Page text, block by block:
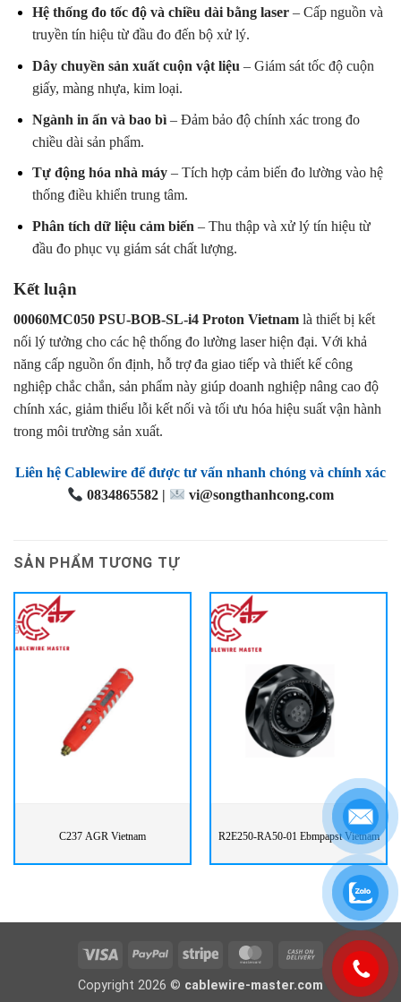
Hệ thống đo tốc độ và chiều dài bằng laser– Cấp nguồn và
truyền tín hiệu từ đầu đo đến bộ xử lý.
Dây chuyền sản xuất cuộn vật liệu – Giám sát tốc độ cuộn
giấy, màng nhựa, kim loại.
Ngành in ấn và bao bì– Đảm bảo độ chính xác trong đo
chiều dài sản phẩm.
Tự động hóa nhà máy– Tích hợp cảm biến đo lường vào hệ
thống điều khiển trung tâm.
Phân tích dữ liệu cảm biến – Thu thập và xử lý tín hiệu từ
đầu đo phục vụ giám sát chất lượng.
Kết luận
00060MC050 PSU-BOB-SL-i4 Proton Vietnam là thiết bị kết
nối lý tưởng cho các hệ thống đo lường laser hiện đại. Với khả
năng cấp nguồn ổn định, hỗ trợ đa giao tiếp và thiết kế công
nghiệp chắc chắn, sản phẩm này giúp doanh nghiệp nâng cao độ
chính xác, giảm thiểu lỗi kết nối và tối ưu hóa hiệu suất vận hành
trong môi trường sản xuất.
Liên hệ Cablewire để được tư vấn nhanh chóng và chính xác
0834865582 |
vi@songthanhcong.com
SẢN PHẨM TƯƠNG TỰ
C237 AGR Vietnam R2E250-RA50-01 Ebmpapst Vietnam
Visa PayPal Stripe MasterCard
Cash
On
Delivery
Copyright 2026 © cablewire-master.com